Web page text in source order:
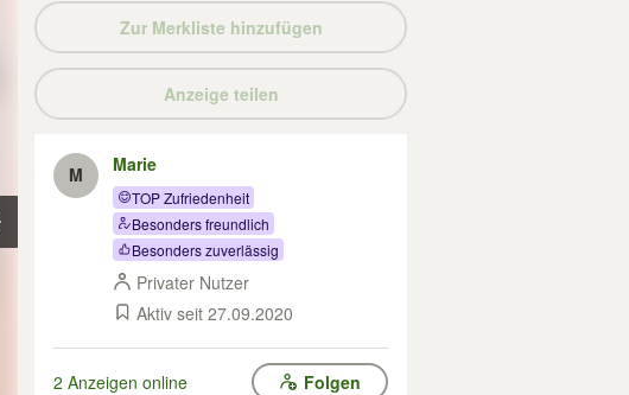
Zur Merkliste hinzufügen
Anzeige teilen
M Marie
TOP Zufriedenheit
Besonders freundlich
Besonders zuverlässig
Privater Nutzer
Aktiv seit 27.09.2020
2 Anzeigen online Folgen